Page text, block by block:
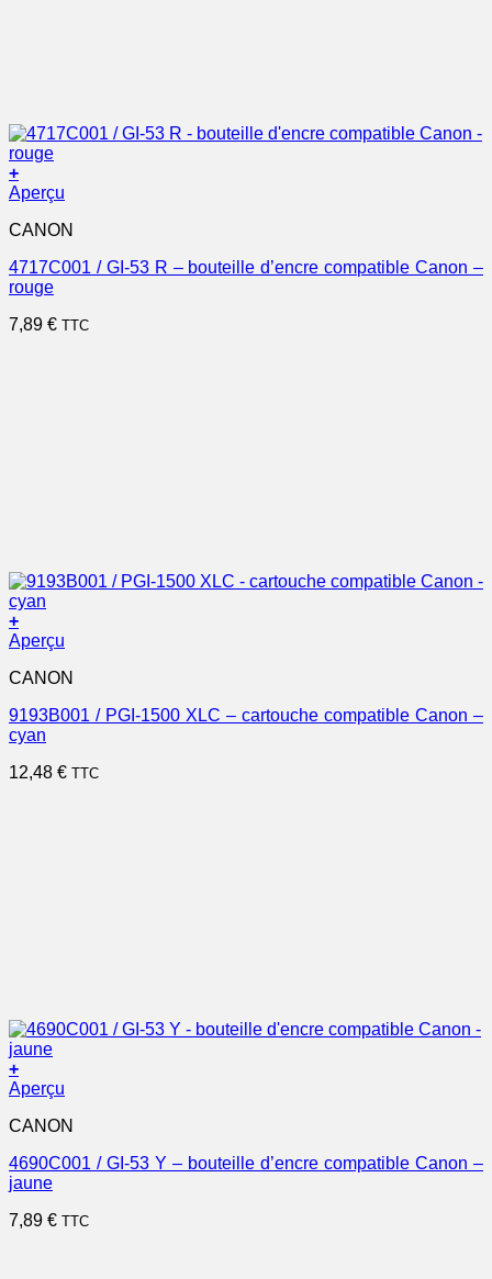
+
Aperçu
CANON
4717C001 / GI-53 R – bouteille d’encre compatible Canon –
rouge
7,89 € TTC
+
Aperçu
CANON
9193B001 / PGI-1500 XLC – cartouche compatible Canon –
cyan
12,48 € TTC
+
Aperçu
CANON
4690C001 / GI-53 Y – bouteille d’encre compatible Canon –
jaune
7,89 € TTC